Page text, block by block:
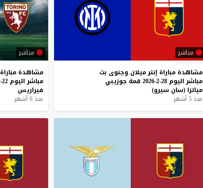
مباشر
مشاهدة مباراة إنترميلان وجنوى بث
مباشر اليوم 28-2-2026 قمة جوزيبي
مياتزا (سان سيرو)
منذ 5 أشهر
مباشر
مشاهدة مباراة
مباشر اليوم 22-2-2026
فيراريس
منذ 6 أشهر